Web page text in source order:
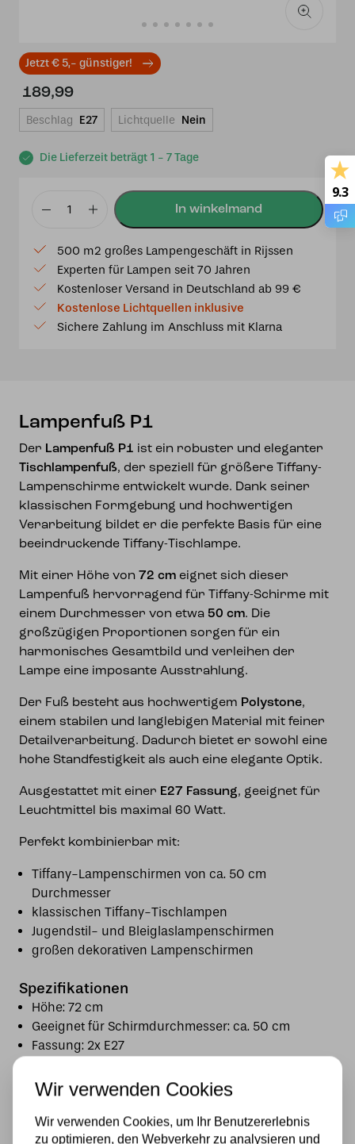
Jetzt € 5,- günstiger!
Die Lieferzeit beträgt 1 - 7 Tage
189,99
Beschlag E27 Lichtquelle Nein
Lampenfuß
Menge500 m2 großes Lampengeschäft in Rijssen
Experten für Lampen seit 70 Jahren
Kostenloser Versand in Deutschland ab 99 €
Kostenlose Lichtquellen inklusive
Sichere Zahlung im Anschluss mit Klarna
Lampenfuß P1
Der Lampenfuß P1 ist ein robuster und eleganter
Tischlampenfuß, der speziell für größere Tiffany-
Lampenschirme entwickelt wurde. Dank seiner
klassischen Formgebung und hochwertigen
Verarbeitung bildet er die perfekte Basis für eine
beeindruckende Tiffany-Tischlampe.
Mit einer Höhe von 72 cm eignet sich dieser
Lampenfuß hervorragend für Tiffany-Schirme mit
einem Durchmesser von etwa 50 cm. Die
großzügigen Proportionen sorgen für ein
harmonisches Gesamtbild und verleihen der
Lampe eine imposante Ausstrahlung.
Der Fuß besteht aus hochwertigem Polystone,
einem stabilen und langlebigen Material mit feiner
Detailverarbeitung. Dadurch bietet er sowohl eine
hohe Standfestigkeit als auch eine elegante Optik.
Ausgestattet mit einer E27 Fassung, geeignet für
Leuchtmittel bis maximal 60 Watt.
Perfekt kombinierbar mit:
Tiffany-Lampenschirmen von ca. 50 cm
Durchmesser
klassischen Tiffany-Tischlampen
Jugendstil- und Bleiglaslampenschirmen
großen dekorativen Lampenschirmen
Spezifikationen
Höhe: 72 cm
Geeignet für Schirmdurchmesser: ca. 50 cm
Fassung: 2x E27
Leuchtmittel: nicht enthalten
Farbe: klassische Bronzeoptik
Verwendung: Tischlampenfuß
9.3
Wir verwenden Cookies
Wir verwenden Cookies, um Ihr Benutzererlebnis
zu optimieren, den Webverkehr zu analysieren und